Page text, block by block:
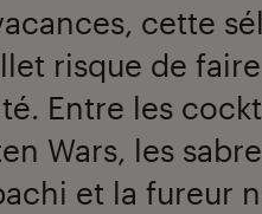
cette
risque de
Entre les
Wars, les
et la fureur